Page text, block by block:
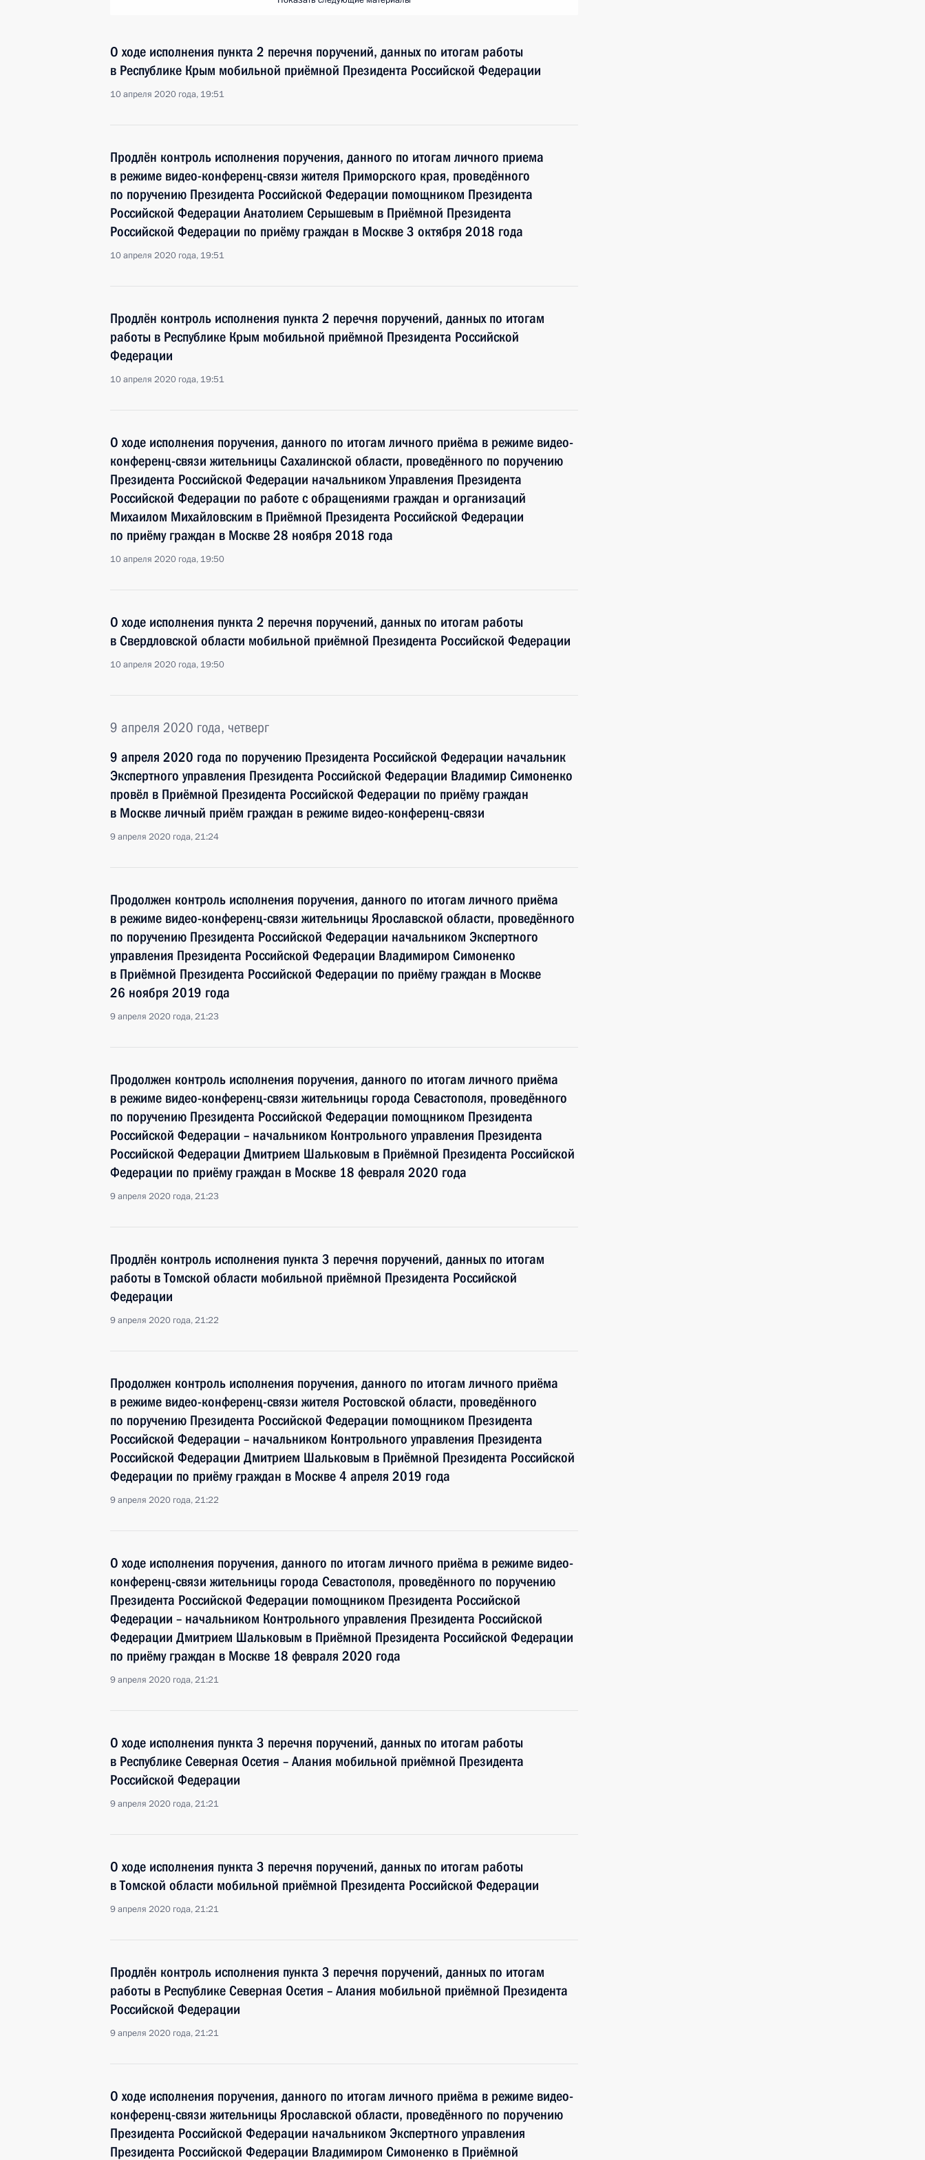
О ходе исполнения пункта 2 перечня поручений, данных по итогам работы
в Республике Крым мобильной приёмной Президента Российской Федерации
10 апреля 2020 года, 19:51
Продлён контроль исполнения поручения, данного по итогам личного приема
в режиме видео-конференц-связи жителя Приморского края, проведённого
по поручению Президента Российской Федерации помощником Президента
Российской Федерации Анатолием Серышевым в Приёмной Президента
Российской Федерации по приёму граждан в Москве 3 октября 2018 года
10 апреля 2020 года, 19:51
Продлён контроль исполнения пункта 2 перечня поручений, данных по итогам
работы в Республике Крым мобильной приёмной Президента Российской
Федерации
10 апреля 2020 года, 19:51
О ходе исполнения поручения, данного по итогам личного приёма в режиме видео-
конференц-связи жительницы Сахалинской области, проведённого по поручению
Президента Российской Федерации начальником Управления Президента
Российской Федерации по работе с обращениями граждан и организаций
Михаилом Михайловским в Приёмной Президента Российской Федерации
по приёму граждан в Москве 28 ноября 2018 года
10 апреля 2020 года, 19:50
О ходе исполнения пункта 2 перечня поручений, данных по итогам работы
в Свердловской области мобильной приёмной Президента Российской Федерации
10 апреля 2020 года, 19:50
9 апреля 2020 года, четверг
9 апреля 2020 года по поручению Президента Российской Федерации начальник
Экспертного управления Президента Российской Федерации Владимир Симоненко
провёл в Приёмной Президента Российской Федерации по приёму граждан
в Москве личный приём граждан в режиме видео-конференц-связи
9 апреля 2020 года, 21:24
Продолжен контроль исполнения поручения, данного по итогам личного приёма
в режиме видео-конференц-связи жительницы Ярославской области, проведённого
по поручению Президента Российской Федерации начальником Экспертного
управления Президента Российской Федерации Владимиром Симоненко
в Приёмной Президента Российской Федерации по приёму граждан в Москве
26 ноября 2019 года
9 апреля 2020 года, 21:23
Продолжен контроль исполнения поручения, данного по итогам личного приёма
в режиме видео-конференц-связи жительницы города Севастополя, проведённого
по поручению Президента Российской Федерации помощником Президента
Российской Федерации – начальником Контрольного управления Президента
Российской Федерации Дмитрием Шальковым в Приёмной Президента Российской
Федерации по приёму граждан в Москве 18 февраля 2020 года
9 апреля 2020 года, 21:23
Продлён контроль исполнения пункта 3 перечня поручений, данных по итогам
работы в Томской области мобильной приёмной Президента Российской
Федерации
9 апреля 2020 года, 21:22
Продолжен контроль исполнения поручения, данного по итогам личного приёма
в режиме видео-конференц-связи жителя Ростовской области, проведённого
по поручению Президента Российской Федерации помощником Президента
Российской Федерации – начальником Контрольного управления Президента
Российской Федерации Дмитрием Шальковым в Приёмной Президента Российской
Федерации по приёму граждан в Москве 4 апреля 2019 года
9 апреля 2020 года, 21:22
О ходе исполнения поручения, данного по итогам личного приёма в режиме видео-
конференц-связи жительницы города Севастополя, проведённого по поручению
Президента Российской Федерации помощником Президента Российской
Федерации – начальником Контрольного управления Президента Российской
Федерации Дмитрием Шальковым в Приёмной Президента Российской Федерации
по приёму граждан в Москве 18 февраля 2020 года
9 апреля 2020 года, 21:21
О ходе исполнения пункта 3 перечня поручений, данных по итогам работы
в Республике Северная Осетия – Алания мобильной приёмной Президента
Российской Федерации
9 апреля 2020 года, 21:21
О ходе исполнения пункта 3 перечня поручений, данных по итогам работы
в Томской области мобильной приёмной Президента Российской Федерации
9 апреля 2020 года, 21:21
Продлён контроль исполнения пункта 3 перечня поручений, данных по итогам
работы в Республике Северная Осетия – Алания мобильной приёмной Президента
Российской Федерации
9 апреля 2020 года, 21:21
О ходе исполнения поручения, данного по итогам личного приёма в режиме видео-
конференц-связи жительницы Ярославской области, проведённого по поручению
Президента Российской Федерации начальником Экспертного управления
Президента Российской Федерации Владимиром Симоненко в Приёмной